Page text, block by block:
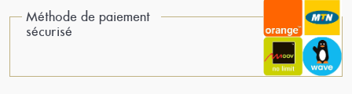
Méthode de paiement
sécurisé